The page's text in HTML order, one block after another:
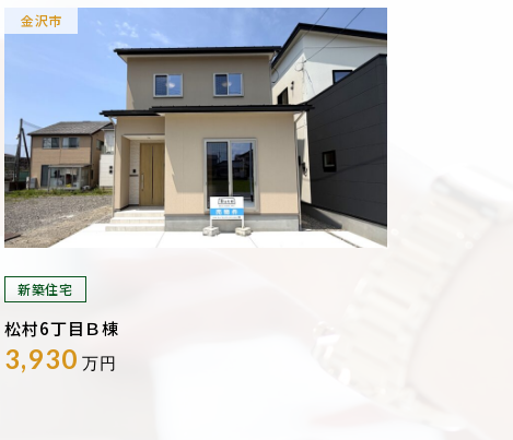
金沢市
新築住宅
松村6丁目Ｂ棟
3,930 万円